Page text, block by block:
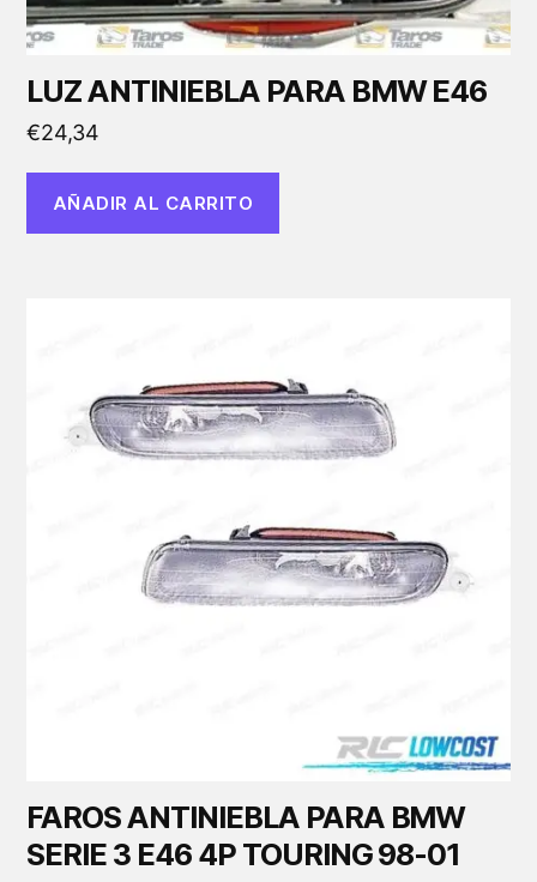
LUZ ANTINIEBLA PARA BMW E46
€24,34
AÑADIR AL CARRITO
FAROS ANTINIEBLA PARA BMW
SERIE 3 E46 4P TOURING 98-01